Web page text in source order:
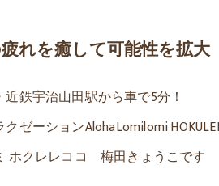
れを癒して可能性を拡大
鉄宇治山田駅から車で5分！
ゼーションAlohaLomilomi
ホクレレココ 梅田きょうこです